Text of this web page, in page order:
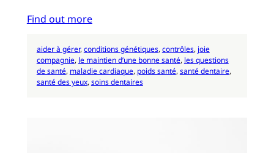
Find out more
aider à gérer, conditions génétiques, contrôles, joie
compagnie, le maintien d’une bonne santé, les questions
de santé, maladie cardiaque, poids santé, santé dentaire
santé des yeux, soins dentaires